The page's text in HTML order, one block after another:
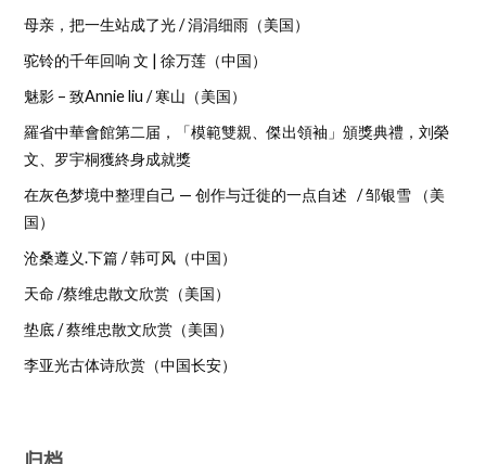
母亲，把一生站成了光 / 涓涓细雨（美国）
驼铃的千年回响 文 | 徐万莲（中国）
魅影 – 致Annie liu / 寒山（美国）
羅省中華會館第二届，「模範雙親、傑出領袖」頒獎典禮，刘榮
文、罗宇桐獲終身成就獎
在灰色梦境中整理自己 — 创作与迁徙的一点自述 / 邹银雪 （美
国）
沧桑遵义.下篇 / 韩可风（中国）
天命 /蔡维忠散文欣赏（美国）
垫底 / 蔡维忠散文欣赏（美国）
李亚光古体诗欣赏（中国长安）